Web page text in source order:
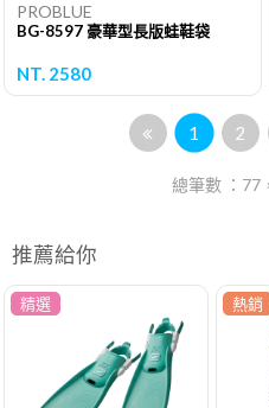
PROBLUE
BG-8597 豪華型長版蛙鞋袋
NT. 2580
1 2
總筆數 ：77
推薦給你
精選 熱銷